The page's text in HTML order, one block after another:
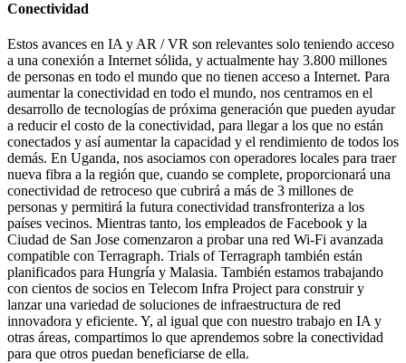
Conectividad
Estos avances en IA y AR / VR son relevantes solo teniendo acceso
a una conexión a Internet sólida, y actualmente hay 3.800 millones
de personas en todo el mundo que no tienen acceso a Internet. Para
aumentar la conectividad en todo el mundo, nos centramos en el
desarrollo de tecnologías de próxima generación que pueden ayudar
a reducir el costo de la conectividad, para llegar a los que no están
conectados y así aumentar la capacidad y el rendimiento de todos los
demás. En Uganda, nos asociamos con operadores locales para traer
nueva fibra a la región que, cuando se complete, proporcionará una
conectividad de retroceso que cubrirá a más de 3 millones de
personas y permitirá la futura conectividad transfronteriza a los
países vecinos. Mientras tanto, los empleados de Facebook y la
Ciudad de San Jose comenzaron a probar una red Wi-Fi avanzada
compatible con Terragraph. Trials of Terragraph también están
planificados para Hungría y Malasia. También estamos trabajando
con cientos de socios en Telecom Infra Project para construir y
lanzar una variedad de soluciones de infraestructura de red
innovadora y eficiente. Y, al igual que con nuestro trabajo en IA y
otras áreas, compartimos lo que aprendemos sobre la conectividad
para que otros puedan beneficiarse de ella.